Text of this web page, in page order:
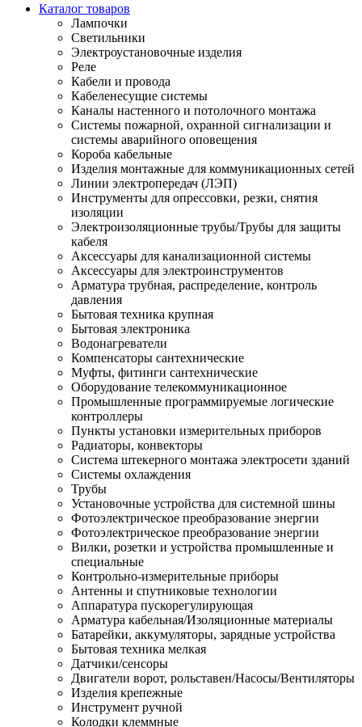
Каталог товаров
Лампочки
Светильники
Электроустановочные изделия
Реле
Кабели и провода
Кабеленесущие системы
Каналы настенного и потолочного монтажа
Системы пожарной, охранной сигнализации и
системы аварийного оповещения
Короба кабельные
Изделия монтажные для коммуникационных сетей
Линии электропередач (ЛЭП)
Инструменты для опрессовки, резки, снятия
изоляции
Электроизоляционные трубы/Трубы для защиты
кабеля
Аксессуары для канализационной системы
Аксессуары для электроинструментов
Арматура трубная, распределение, контроль
давления
Бытовая техника крупная
Бытовая электроника
Водонагреватели
Компенсаторы сантехнические
Муфты, фитинги сантехнические
Оборудование телекоммуникационное
Промышленные программируемые логические
контроллеры
Пункты установки измерительных приборов
Радиаторы, конвекторы
Система штекерного монтажа электросети зданий
Системы охлаждения
Трубы
Установочные устройства для системной шины
Фотоэлектрическое преобразование энергии
Фотоэлектрическое преобразование энергии
Вилки, розетки и устройства промышленные и
специальные
Контрольно-измерительные приборы
Антенны и спутниковые технологии
Аппаратура пускорегулирующая
Арматура кабельная/Изоляционные материалы
Батарейки, аккумуляторы, зарядные устройства
Бытовая техника мелкая
Датчики/сенсоры
Двигатели ворот, рольставен/Насосы/Вентиляторы
Изделия крепежные
Инструмент ручной
Колодки клеммные